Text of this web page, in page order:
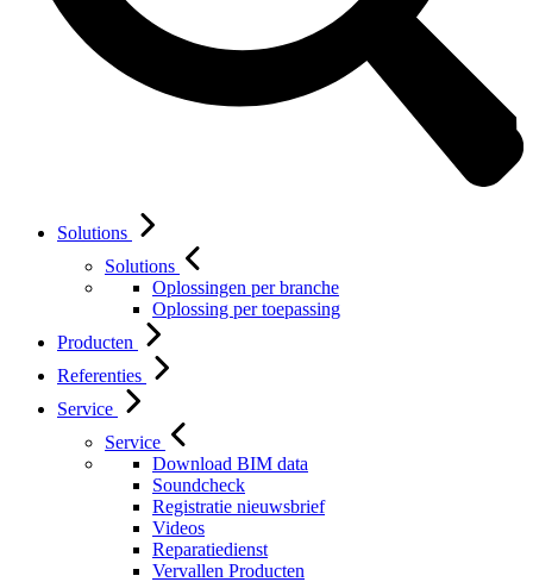
Solutions
Solutions
Oplossingen per branche
Oplossing per toepassing
Producten
Referenties
Service
Service
Download BIM data
Soundcheck
Registratie nieuwsbrief
Videos
Reparatiedienst
Vervallen Producten